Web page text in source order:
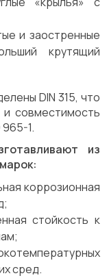
и заостренные
крутящий
DIN 315, что
и совместимость
965-1.
из
коррозионная
стойкость к
сред.